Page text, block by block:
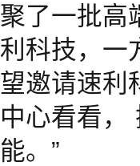
聚了一批高
利科技，一
望邀请速利
中心看看，
能。”